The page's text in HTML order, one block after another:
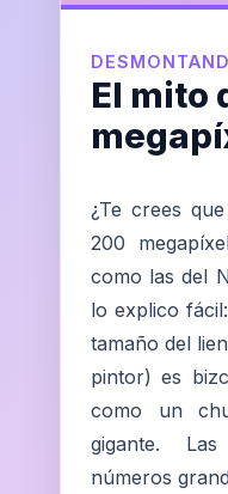
El mito
¿Te crees
200
como las del
lo explico
tamaño del
pintor) es
como un
gigante.
números